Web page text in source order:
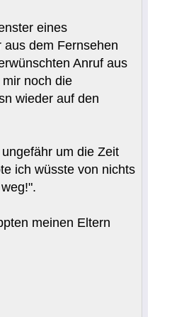
eines
dem Fernsehen
Anruf aus
noch die
wieder auf den
um die Zeit
ich wüsste von nichts
meinen Eltern